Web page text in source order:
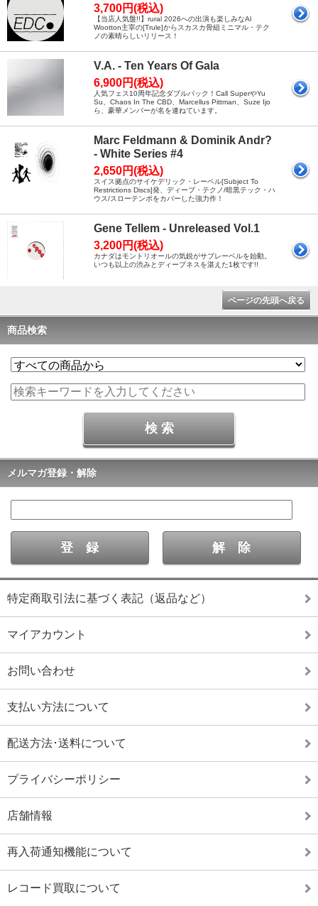
3,700円(税込)
【当店人気盤!!】rural 2026への出演も楽しみなAl
Wootton主宰の[Trule]からスカスカ骨組ミニマル・テク
ノの素晴らしいリリース！
V.A. - Ten Years Of Gala
6,900円(税込)
人気フェス10周年記念ダブルパック！Call SuperやYu
Su、Chaos In The CBD、Marcellus Pittman、Suze Ijo
ら、豪華メンバーが名を連ねています。
Marc Feldmann & Dominik Andr?
- White Series #4
2,650円(税込)
スイス拠点のサイケデリック・レーベル[Subject To
Restrictions Discs]発、ディープ・テクノ/暗黒テック・ハ
ウス/スローテンポをカバーした強力作！
Gene Tellem - Unreleased Vol.1
3,200円(税込)
カナダはモントリオールの気鋭がサブレーベルを始動。
いつも以上の渋みとディープネスを湛えた1枚です!!
ページの先頭へ戻る
商品検索
メルマガ登録・解除
特定商取引法に基づく表記（返品など）
マイアカウント
お問い合わせ
支払い方法について
配送方法･送料について
プライバシーポリシー
店舗情報
再入荷通知機能について
レコード買取について